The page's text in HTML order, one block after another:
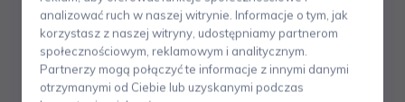
w 1990 roku, to jeden z
flagowych produktów
włoskiej
, który łączy elegancję i funkcjonalność
oryginalnym designie. Pojemnik wykonany jest z
wysokiej jakości szkła krystalicznego
w kształcie
gniazda pszczół
, co nadaje mu unikalnego charakteru.
Pokrywka oraz
wyprofilowana łyżeczka
analizować ruch w naszej witrynie. Informacje o tym, jak
korzystasz z naszej witryny, udostępniamy partnerom
społecznościowym, reklamowym i analitycznym.
Partnerzy mogą połączyć te informacje z innymi danymi
otrzymanymi od Ciebie lub uzyskanymi podczas